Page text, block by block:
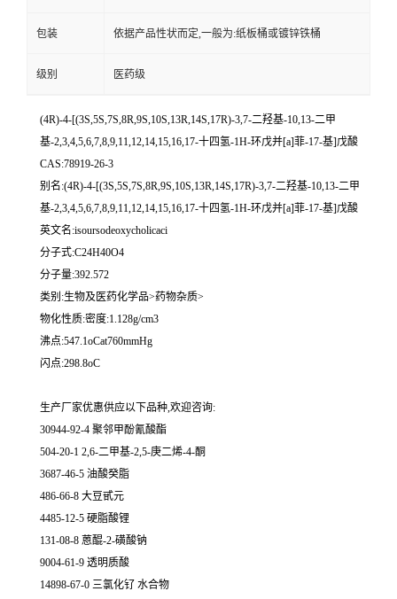
包装 依据产品性状而定,一般为:纸板桶或镀锌铁桶
级别 医药级
(4R)-4-[(3S,5S,7S,8R,9S,10S,13R,14S,17R)-3,7-二羟基-10,13-二甲
基-2,3,4,5,6,7,8,9,11,12,14,15,16,17-十四氢-1H-环戊并[a]菲-17-基]戊酸
CAS:78919-26-3
别名:(4R)-4-[(3S,5S,7S,8R,9S,10S,13R,14S,17R)-3,7-二羟基-10,13-二甲
基-2,3,4,5,6,7,8,9,11,12,14,15,16,17-十四氢-1H-环戊并[a]菲-17-基]戊酸
英文名:isoursodeoxycholicaci
分子式:C24H40O4
分子量:392.572
类别:生物及医药化学品>药物杂质>
物化性质:密度:1.128g/cm3
沸点:547.1oCat760mmHg
闪点:298.8oC
生产厂家优惠供应以下品种,欢迎咨询:
30944-92-4 聚邻甲酚氰酸酯
504-20-1 2,6-二甲基-2,5-庚二烯-4-酮
3687-46-5 油酸癸脂
486-66-8 大豆甙元
4485-12-5 硬脂酸锂
131-08-8 蒽醌-2-磺酸钠
9004-61-9 透明质酸
14898-67-0 三氯化钌 水合物